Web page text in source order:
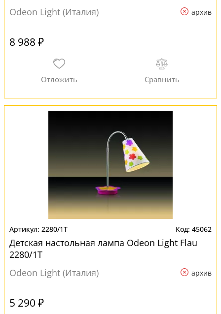
Odeon Light (Италия) архив
8 988 ₽
2280/1T 45062
Детская настольная лампа Odeon Light Flau
2280/1T
Odeon Light (Италия)
архив
5 290 ₽